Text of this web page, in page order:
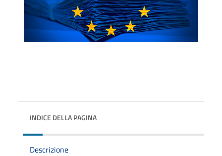
INDICE DELLA PAGINA
Descrizione